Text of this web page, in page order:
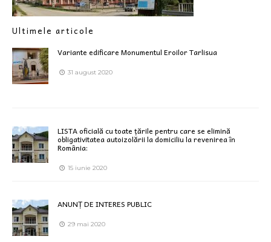
Ultimele articole
Variante edificare Monumentul Eroilor Tarlisua
31 august 2020
LISTA oficială cu toate țările pentru care se elimină
obligativitatea autoizolării la domiciliu la revenirea în
România:
15 iunie 2020
ANUNȚ DE INTERES PUBLIC
29 mai 2020